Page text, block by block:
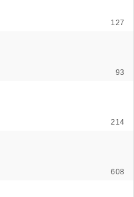
127
93
214
608